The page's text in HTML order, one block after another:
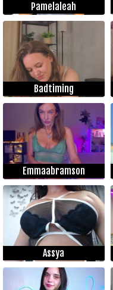
Pamelaleah
Badtiming
Emmaabramson
Assya